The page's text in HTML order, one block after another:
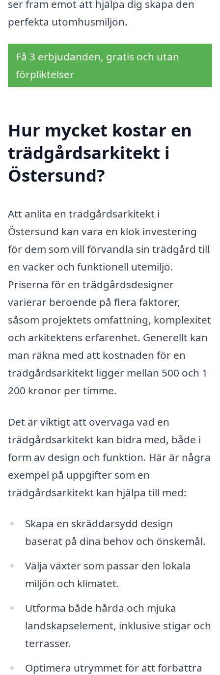
ser fram emot att hjälpa dig skapa den
perfekta utomhusmiljön.
Få 3 erbjudanden, gratis och utan
förpliktelser
Hur mycket kostar en
trädgårdsarkitekt i
Östersund?
Att anlita en trädgårdsarkitekt i
Östersund kan vara en klok investering
för dem som vill förvandla sin trädgård till
en vacker och funktionell utemiljö.
Priserna för en trädgårdsdesigner
varierar beroende på flera faktorer,
såsom projektets omfattning, komplexitet
och arkitektens erfarenhet. Generellt kan
man räkna med att kostnaden för en
trädgårdsarkitekt ligger mellan 500 och 1
200 kronor per timme.
Det är viktigt att överväga vad en
trädgårdsarkitekt kan bidra med, både i
form av design och funktion. Här är några
exempel på uppgifter som en
trädgårdsarkitekt kan hjälpa till med:
Skapa en skräddarsydd design
baserat på dina behov och önskemål.
Välja växter som passar den lokala
miljön och klimatet.
Utforma både hårda och mjuka
landskapselement, inklusive stigar och
terrasser.
Optimera utrymmet för att förbättra